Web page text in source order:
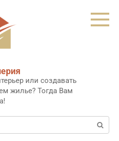
или создавать
жилье? Тогда Вам